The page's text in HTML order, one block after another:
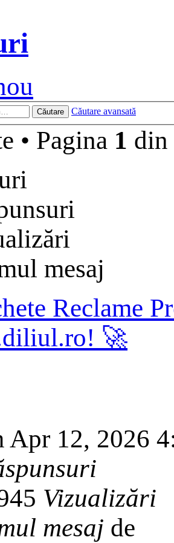
Căutare Căutare avansată
• Pagina 1 din
mesaj
Reclame
🚀
Apr 12, 2026
Vizualizări
mesaj de